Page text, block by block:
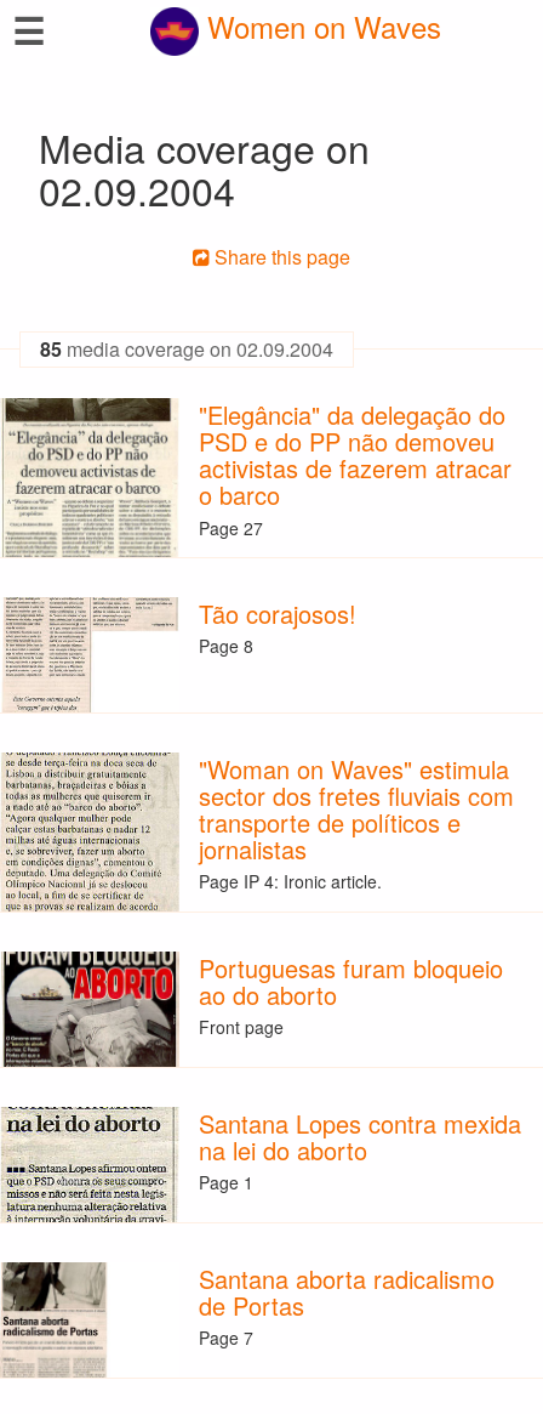
☰ Women on Waves
Media coverage on
02.09.2004
Share this page
85 media coverage on 02.09.2004
"Elegância" da delegação do
PSD e do PP não demoveu
activistas de fazerem atracar
o barco
Page 27
Tão corajosos!
Page 8
"Woman on Waves" estimula
sector dos fretes fluviais com
transporte de políticos e
jornalistas
Page IP 4: Ironic article.
Portuguesas furam bloqueio
ao do aborto
Front page
Santana Lopes contra mexida
na lei do aborto
Page 1
Santana aborta radicalismo
de Portas
Page 7